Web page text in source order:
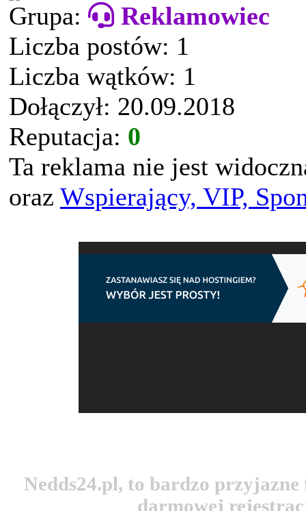
Grupa:
Reklamowiec
Liczba postów: 1
Liczba wątków: 1
Dołączył: 20.09.2018
Reputacja: 0
Ta reklama nie jest
oraz Wspierający, VIP,
Nedds24.pl, to bardzo
darmowej